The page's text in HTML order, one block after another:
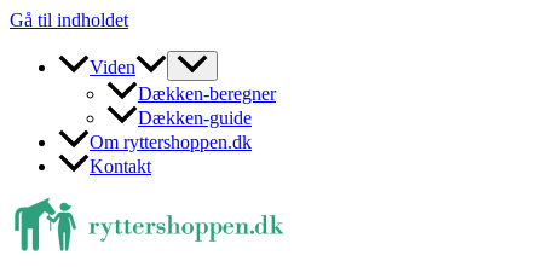
Gå til indholdet
Viden
Dækken-beregner
Dækken-guide
Om ryttershoppen.dk
Kontakt